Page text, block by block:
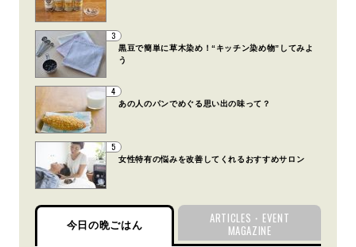
3
黒豆で簡単に草木染め！“キッチン染め物”してみよ
う
4
あの人のパンでめぐる思い出の味って？
5
女性特有の悩みを改善してくれるおすすめサロン
今日の晩ごはん
ARTICLES・EVENT
MAGAZINE